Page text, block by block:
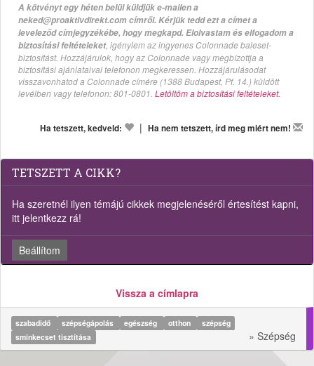
A kötvényt egy héten belül küldjük e-mailen a
neked@proaktivdirekt.com címről. Kérjük tedd ezt a címet a
leveleződ címjegyzékébe, hogy megkapd. Elolvastam és elfogadom a
biztosítási feltételeket, igénylem az ingyenes Colonnade baleset-
biztosítást. Hozzájárulok, hogy az Colonnade vagy megbízottja a
biztosítási ajánlataival telefonon megkeressen. Hozzájárulásodat
visszavonhatod a Colonnade címére (1388 Budapest, Pf. 14.) küldött
levélben vagy telefonon: 801-0801. Letöltöm a biztosítási feltételeket.
Ha tetszett, kedveld: | Ha nem tetszett, írd meg miért nem!
TETSZETT A CIKK?
Ha szeretnél ilyen témájú cikkek megjelenéséről értesítést kapni,
itt jelentkezz rá!
Beállítom
Vissza a címlapra
szabadidő szépségápolás egészség otthon
szépség
sminkecset tisztítása
» Szépség